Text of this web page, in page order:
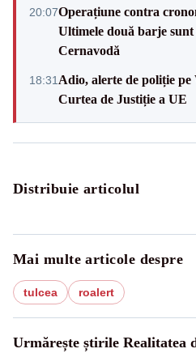
20:07Operațiune contra
Ultimele două barje
Cernavodă
18:31 Adio, alerte de poliție pe
Curtea de Justiție a UE
Distribuie articolul
Mai multe articole despre
tulcea roalert
Urmărește știrile Realitatea